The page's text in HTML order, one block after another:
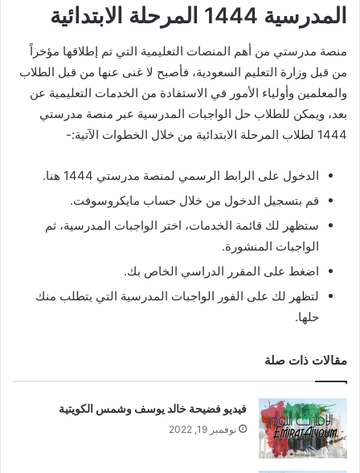
المدرسية 1444 المرحلة الابتدائية
منصة مدرستي من أهم المنصات التعليمية التي تم إطلاقها مؤخراً
من قبل وزارة التعليم السعودية، فأصبح لا غنى عنها من قبل الطلاب
والمعلمين وأولياء الأمور في الاستفادة من الخدمات التعليمية عن
بعد، ويمكن للطلاب حل الواجبات المدرسية عبر منصة مدرستي
1444 لطلاب المرحلة الابتدائية من خلال الخطوات الآتية:-
الدخول على الرابط الرسمي لمنصة مدرستي 1444 هنا.
قم بتسجيل الدخول من خلال حساب مايكروسوفت.
ستظهر لك قائمة الخدمات، اختر الواجبات المدرسية، ثم
الواجبات المنشورة.
اضغط على المقرر الدراسي الخاص بك.
لتظهر لك على الفور الواجبات المدرسية التي يتطلب منك
حلها.
مقالات ذات صلة
فيديو فضيحة خالد يوسف وشمس الكويتية
نوفمبر 19, 2022